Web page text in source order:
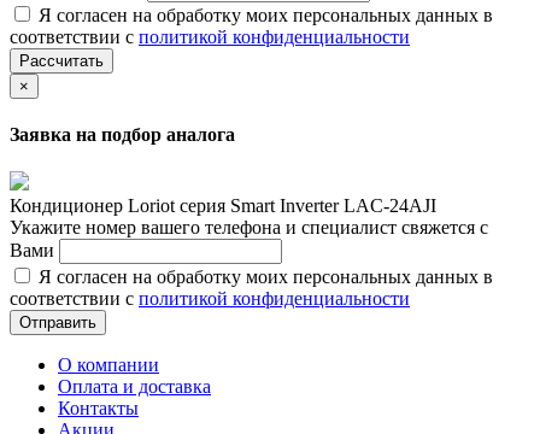
Я согласен на обработку моих персональных данных в
соответствии с политикой конфиденциальности
Рассчитать
×
Заявка на подбор аналога
Кондиционер Loriot cерия Smart Inverter LAC-24AJI
Укажите номер вашего телефона и специалист свяжется с
Вами
Я согласен на обработку моих персональных данных в
соответствии с политикой конфиденциальности
Отправить
О компании
Оплата и доставка
Контакты